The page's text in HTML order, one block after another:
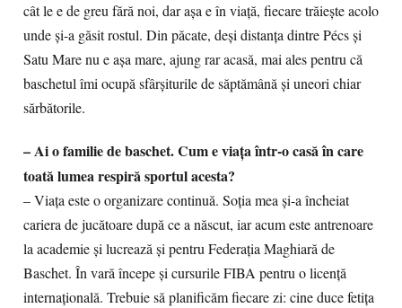
cât le e de greu fără noi, dar așa e în viață, fiecare trăiește acolo
unde și-a găsit rostul. Din păcate, deși distanța dintre Pécs și
Satu Mare nu e așa mare, ajung rar acasă, mai ales pentru că
baschetul îmi ocupă sfârșiturile de săptămână și uneori chiar
sărbătorile.
– Ai o familie de baschet. Cum e viața într-o casă în care
toată lumea respiră sportul acesta?
– Viața este o organizare continuă. Soția mea și-a încheiat
cariera de jucătoare după ce a născut, iar acum este antrenoare
la academie și lucrează și pentru Federația Maghiară de
Baschet. În vară începe și cursurile FIBA pentru o licență
internațională. Trebuie să planificăm fiecare zi: cine duce fetița